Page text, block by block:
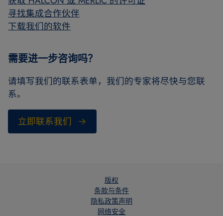
寻找集成合作伙伴
下载我们的软件
需要进一步咨询吗？
请填写我们的联系表单，我们的专家将尽快与您联
系。
立即联系我们
版权
条款与条件
隐私政策声明
网络安全